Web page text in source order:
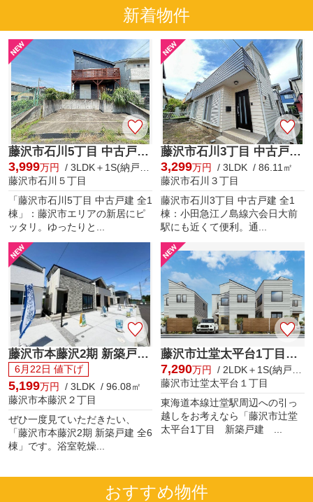
新着物件
藤沢市石川5丁目 中古戸建 全1棟
3,999万円
/ 3LDK＋1S(納戸) / 115.92㎡
藤沢市石川５丁目
「藤沢市石川5丁目 中古戸建 全1
棟」：藤沢市エリアの新居にピ
ッタリ。ゆったりと...
藤沢市石川3丁目 中古戸建 全1棟
3,299万円
/ 3LDK / 86.11㎡
藤沢市石川３丁目
藤沢市石川3丁目 中古戸建 全1
棟：小田急江ノ島線六会日大前
駅にも近くて便利。通...
藤沢市本藤沢2期 新築戸建 全6棟
6月22日 値下げ
5,199万円
/ 3LDK / 96.08㎡
藤沢市本藤沢２丁目
ぜひ一度見ていただきたい、
「藤沢市本藤沢2期 新築戸建 全6
棟」です。浴室乾燥...
藤沢市辻堂太平台1丁目 新築戸建 全3棟
7,290万円
/ 2LDK＋1S(納戸) / 89.98㎡
藤沢市辻堂太平台１丁目
東海道本線辻堂駅周辺への引っ
越しをお考えなら「藤沢市辻堂
太平台1丁目 新築戸建 ...
おすすめ物件